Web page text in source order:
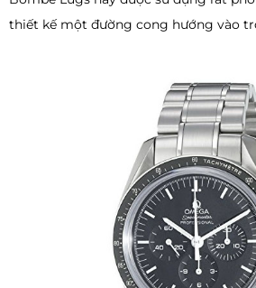
thiết kế một đường cong hướng vào